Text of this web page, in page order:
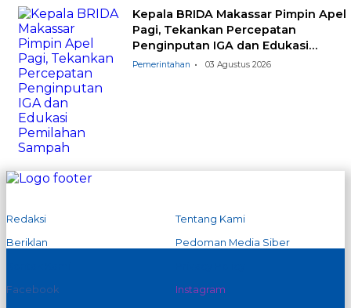
Kepala BRIDA Makassar Pimpin Apel
Pagi, Tekankan Percepatan
Penginputan IGA dan Edukasi
Pemilahan Sampah
Pemerintahan 03 Agustus 2026
Redaksi
Tentang Kami
Beriklan
Pedoman Media Siber
Facebook
Instagram